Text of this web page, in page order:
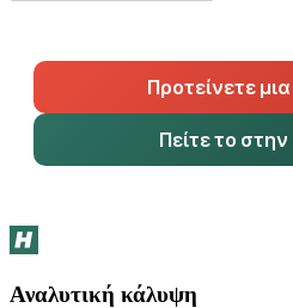
Προτείνετε
Πείτε το
Αναλυτική κάλυψη